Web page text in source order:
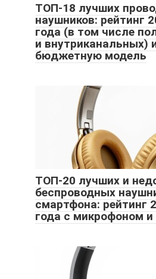
ТОП-18 лучших
наушников: рейтинг
года (в том числе
и внутриканальных)
бюджетную модель
ТОП-20 лучших и
беспроводных
смартфона: рейтинг
года с микрофоном